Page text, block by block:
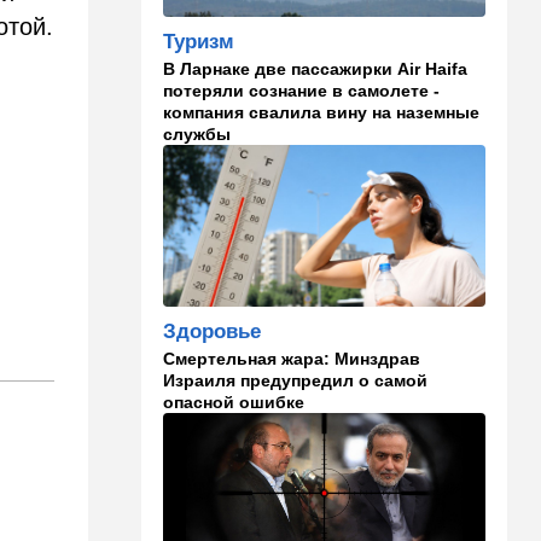
поддержку Ирана: война с
США меняет баланс сил
14:18 Мнения
"Это ваше туда-сюда
страшно раздражает"
14:06 Транспорт
Что изменилось в аэропорту
Бен-Гурион после войны:
безопасность и советы
пассажирам
13:58 Здоровье
Какие продукты помогают
легче переносить стресс:
что выяснили ученые
Туризм
В Ларнаке две пассажирки Air Haifa
потеряли сознание в самолете -
компания свалила вину на наземные
службы
Здоровье
Смертельная жара: Минздрав
Израиля предупредил о самой
опасной ошибке